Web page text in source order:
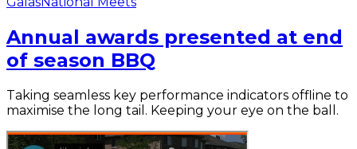
Annual awards presented at end
of season BBQ
Taking seamless key performance indicators offline to
maximise the long tail. Keeping your eye on the ball.